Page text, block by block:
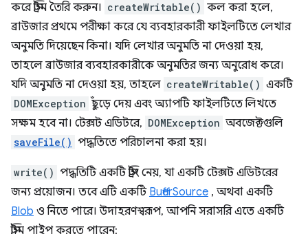
করে স্ট্রিম তৈরি করুন। createWritable() কল করা হলে,
ব্রাউজার প্রথমে পরীক্ষা করে যে ব্যবহারকারী ফাইলটিতে লেখার
অনুমতি দিয়েছেন কিনা। যদি লেখার অনুমতি না দেওয়া হয়,
তাহলে ব্রাউজার ব্যবহারকারীকে অনুমতির জন্য অনুরোধ করে।
যদি অনুমতি না দেওয়া হয়, তাহলে createWritable() একটি
DOMException ছুঁড়ে দেয় এবং অ্যাপটি ফাইলটিতে লিখতে
সক্ষম হবে না। টেক্সট এডিটরে, DOMException অবজেক্টগুলি
saveFile() পদ্ধতিতে পরিচালনা করা হয়।
write() পদ্ধতিটি একটি স্ট্রিং নেয়, যা একটি টেক্সট এডিটরের
জন্য প্রয়োজন। তবে এটি একটি BufferSource , অথবা একটি
Blob ও নিতে পারে। উদাহরণস্বরূপ, আপনি সরাসরি এতে একটি
স্ট্রিম পাইপ করতে পারেন: